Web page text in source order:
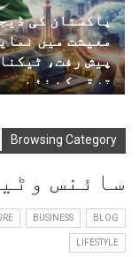
پاکستان کی
معیشت میں
پیش رفت،
ترقی کے نئے…
Browsing Category
سائنس
BLOG
BUSINESS
LIFESTYLE